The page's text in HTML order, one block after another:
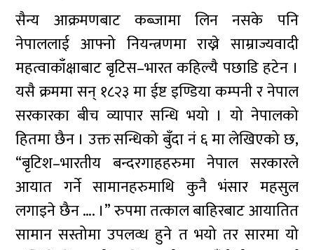
सैन्य आक्रमणबाट कब्जामा लिन नसके पनि
नेपाललाई आफ्नो नियन्त्रणमा राख्ने साम्राज्यवादी
महत्वाकाँक्षाबाट बृटिस–भारत कहिल्यै पछाडि हटेन ।
यसै क्रममा सन् १८२३ मा ईष्ट इण्डिया कम्पनी र नेपाल
सरकारका बीच व्यापार सन्धि भयो । यो नेपालको
हितमा छैन । उक्त सन्धिको बुँदा नं ६ मा लेखिएको छ,
“बृटिश–भारतीय बन्दरगाहहरुमा नेपाल सरकारले
आयात गर्ने सामानहरुमाथि कुनै भंसार महसुल
लगाइने छैन …. ।” रुपमा तत्काल बाहिरबाट आयातित
सामान सस्तोमा उपलव्ध हुने त भयो तर सारमा यो